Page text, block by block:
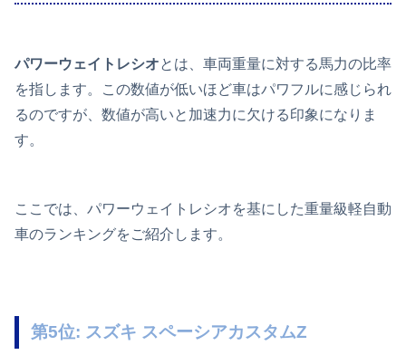
パワーウェイトレシオとは、車両重量に対する馬力の比率
を指します。この数値が低いほど車はパワフルに感じられ
るのですが、数値が高いと加速力に欠ける印象になりま
す。
ここでは、パワーウェイトレシオを基にした重量級軽自動
車のランキングをご紹介します。
第5位: スズキ スペーシアカスタムZ